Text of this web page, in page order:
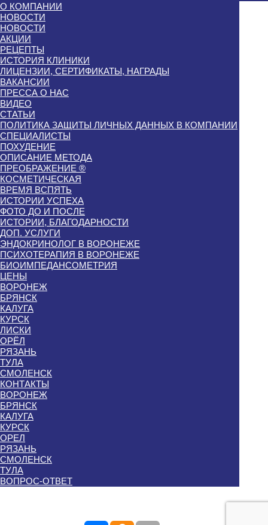
О КОМПАНИИ
НОВОСТИ
НОВОСТИ
АКЦИИ
РЕЦЕПТЫ
ИСТОРИЯ КЛИНИКИ
ЛИЦЕНЗИИ, СЕРТИФИКАТЫ, НАГРАДЫ
ВАКАНСИИ
ПРЕССА О НАС
ВИДЕО
СТАТЬИ
ПОЛИТИКА ЗАЩИТЫ ЛИЧНЫХ ДАННЫХ В КОМПАНИИ
СПЕЦИАЛИСТЫ
ПОХУДЕНИЕ
ОПИСАНИЕ МЕТОДА
ПРЕОБРАЖЕНИЕ ®
КОСМЕТИЧЕСКАЯ
ВРЕМЯ ВСПЯТЬ
ИСТОРИИ УСПЕХА
ФОТО ДО И ПОСЛЕ
ИСТОРИИ, БЛАГОДАРНОСТИ
ДОП. УСЛУГИ
ЭНДОКРИНОЛОГ В ВОРОНЕЖЕ
ПСИХОТЕРАПИЯ В ВОРОНЕЖЕ
БИОИМПЕДАНСОМЕТРИЯ
ЦЕНЫ
ВОРОНЕЖ
БРЯНСК
КАЛУГА
КУРСК
ЛИСКИ
ОРЁЛ
РЯЗАНЬ
ТУЛА
СМОЛЕНСК
КОНТАКТЫ
ВОРОНЕЖ
БРЯНСК
КАЛУГА
КУРСК
ОРЕЛ
РЯЗАНЬ
СМОЛЕНСК
ТУЛА
ВОПРОС-ОТВЕТ